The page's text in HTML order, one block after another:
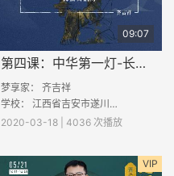
09:07
第四课：中华第一灯-长信宫铜灯
梦享家： 齐吉祥
学校： 江西省吉安市遂川县第二中学
2020-03-18 | 4036 次播放
VIP